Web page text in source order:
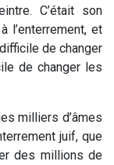
C’était son
l’enterrement, et
de changer
de changer les
milliers d’âmes
juif, que
des millions de